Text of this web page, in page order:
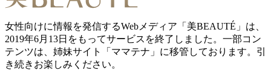
女性向けに情報を発信するWebメディア「美BEAUTÉ」は、
2019年6月13日をもってサービスを終了しました。一部コン
テンツは、姉妹サイト「ママテナ」に移管しております。引
き続きお楽しみください。